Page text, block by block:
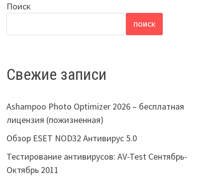
Поиск
ПОИСК
Свежие записи
Ashampoo Photo Optimizer 2026 – бесплатная
лицензия (пожизненная)
Обзор ESET NOD32 Антивирус 5.0
Тестирование антивирусов: AV-Test Сентябрь-
Октябрь 2011